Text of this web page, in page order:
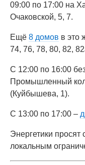
09:00 по 17:00 на
Очаковской, 5, 7.
Ещё 8 домов в это
74, 76, 78, 80, 82,
С 12:00 по 16:00
Промышленный
(Куйбышева, 1).
С 13:00 по 17:00 –
Энергетики просят
локальным